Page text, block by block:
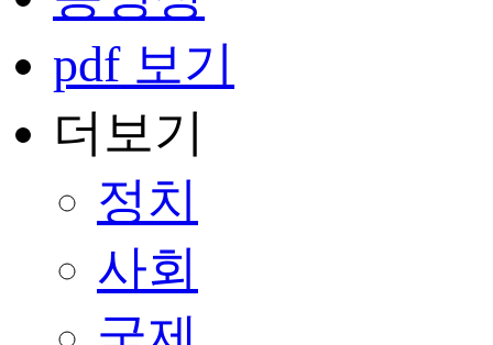
pdf 보기
더보기
정치
사회